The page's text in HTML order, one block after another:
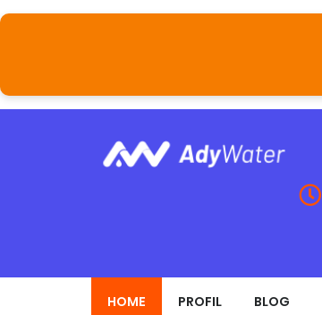
HOME PROFIL BLOG